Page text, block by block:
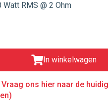
RMS @ 2 Ohm
In winkelwagen
ons hier naar de